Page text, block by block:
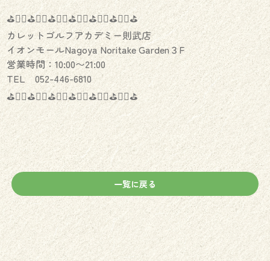
⛳️🏌️‍♂️⛳️🏌️‍♀️⛳️🏌️‍♂️⛳️🏌️‍♀️⛳️🏌️‍♂️⛳️🏌️‍♀️⛳️
カレットゴルフアカデミー則武店
イオンモールNagoya Noritake Garden３F
営業時間：10:00〜21:00
TEL 052-446-6810
⛳️🏌️‍♂️⛳️🏌️‍♀️⛳️🏌️‍♂️⛳️🏌️‍♀️⛳️🏌️‍♂️⛳️🏌️‍♀️⛳️
一覧に戻る